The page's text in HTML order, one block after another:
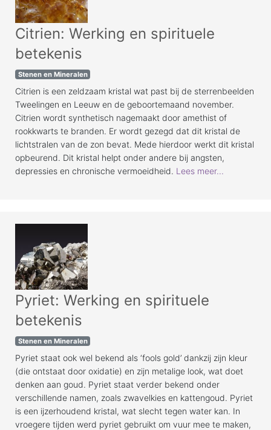
Citrien: Werking en spirituele
betekenis
Stenen en Mineralen
Citrien is een zeldzaam kristal wat past bij de sterrenbeelden
Tweelingen en Leeuw en de geboortemaand november.
Citrien wordt synthetisch nagemaakt door amethist of
rookkwarts te branden. Er wordt gezegd dat dit kristal de
lichtstralen van de zon bevat. Mede hierdoor werkt dit kristal
opbeurend. Dit kristal helpt onder andere bij angsten,
depressies en chronische vermoeidheid. Lees meer...
Pyriet: Werking en spirituele
betekenis
Stenen en Mineralen
Pyriet staat ook wel bekend als ‘fools gold’ dankzij zijn kleur
(die ontstaat door oxidatie) en zijn metalige look, wat doet
denken aan goud. Pyriet staat verder bekend onder
verschillende namen, zoals zwavelkies en kattengoud. Pyriet
is een ijzerhoudend kristal, wat slecht tegen water kan. In
vroegere tijden werd pyriet gebruikt om vuur mee te maken,